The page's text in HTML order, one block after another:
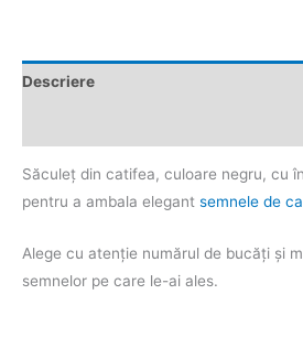
Descriere
Săculeţ din catifea, culoare negru, cu
pentru a ambala elegant semnele de
Alege cu atenție numărul de bucăți și
semnelor pe care le-ai ales.